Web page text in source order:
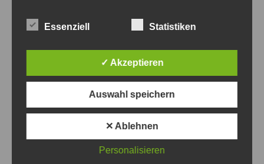
Bombas – Walenky 15: 0 15: 0 Grün-Weiß-Ahrensfelde –
Roadrunners 5:22 7:18 SfC Leipzig – PCK Schwedt
14:15 8:16 Wartenberger SV – RuBoys 18:11 18: 9 Rot-
Weiß Schönow – Grün-Weiß-Ahrensfelde 22: 9 16:14
PCK Schwedt – Volley-Bombas 14:10 19: 6 Roadrunners –
Wartenberger SV 14:16 10:12 RuBoys – SfC Leipzig
13:17 8:20 Walenky – PCK Schwedt 10:21 13:21
Wartenberger SV – Rot-Weiß Schönow 15:13 13:16
Volley-Bombas –…
Essenziell Statistiken
✓ Akzeptieren
Auswahl speichern
✕ Ablehnen
Personalisieren